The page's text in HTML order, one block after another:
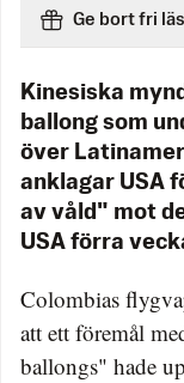
Ge bort fri
Kinesiska
ballong som
över
anklagar USA
av våld" mot
USA förra
Colombias
att ett föremål
ballongs" hade